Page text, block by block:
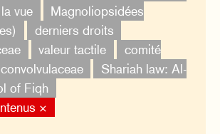
vue
Magnoliopsidées
derniers droits
valeur tactile
comité
convolvulaceae
Shariah law: Al-
of Fiqh
×